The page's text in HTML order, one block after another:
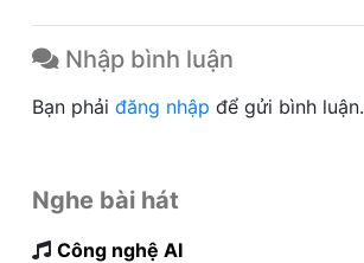
Nhập bình luận
Bạn phải đăng nhập để gửi bình luận.
Nghe bài hát
Công nghệ AI